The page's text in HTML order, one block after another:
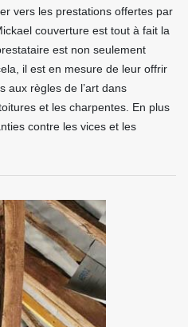
vers les prestations offertes par
couverture est tout à fait la
est non seulement
il est en mesure de leur offrir
aux règles de l’art dans
et les charpentes. En plus
contre les vices et les